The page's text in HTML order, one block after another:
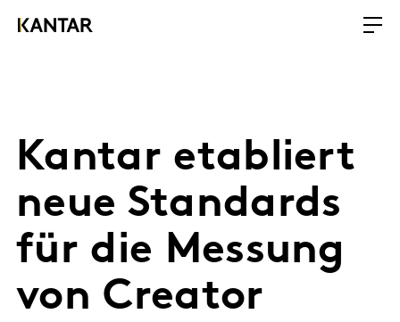
Kantar etabliert
neue Standards
für die Messung
von Creator